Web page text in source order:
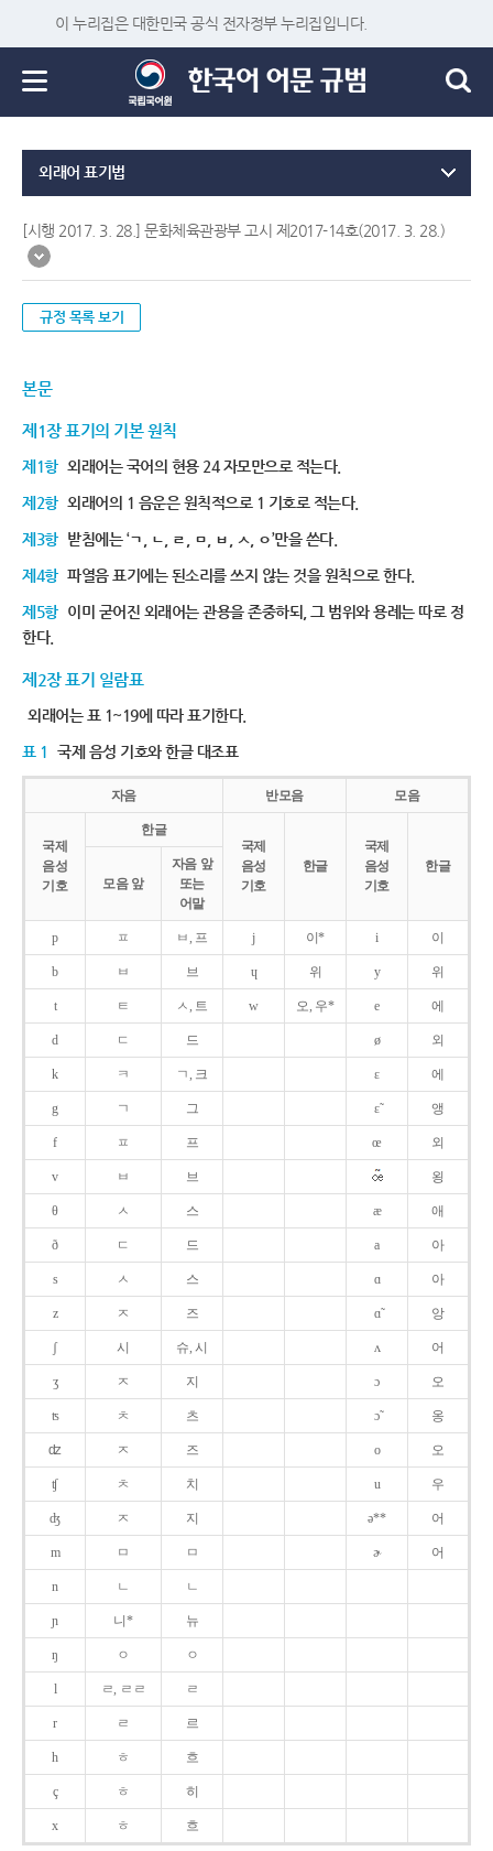
이 누리집은 대한민국 공식 전자정부 누리집입니다.
외래어 표기법
[시행 2017. 3. 28.] 문화체육관광부 고시 제2017-14호(2017. 3. 28.)
규정 목록 보기
본문
제1장 표기의 기본 원칙
제1항 외래어는 국어의 현용 24 자모만으로 적는다.
제2항 외래어의 1 음운은 원칙적으로 1 기호로 적는다.
제3항 받침에는 ‘ㄱ, ㄴ, ㄹ, ㅁ, ㅂ, ㅅ, ㅇ’만을 쓴다.
제4항 파열음 표기에는 된소리를 쓰지 않는 것을 원칙으로 한다.
제5항 이미 굳어진 외래어는 관용을 존중하되, 그 범위와 용례는 따로 정
한다.
제2장 표기 일람표
외래어는 표 1~19에 따라 표기한다.
표 1 국제 음성 기호와 한글 대조표
자음 반모음 모음
국제
음성
기호
한글
국제
음성
기호
한글
국제
음성
기호
한글
모음 앞
자음 앞
또는
어말
p ㅍ ㅂ, 프 j 이* i 이
b ㅂ 브 ɥ 위 y 위
t ㅌ ㅅ, 트 w 오, 우* e 에
d ㄷ 드 ø 외
k ㅋ ㄱ, 크 ɛ 에
g ㄱ 그 ɛ̃ 앵
f ㅍ 프 œ 외
v ㅂ 브 욍
θ ㅅ 스 æ 애
ð ㄷ 드 a 아
s ㅅ 스 ɑ 아
z ㅈ 즈 ɑ̃ 앙
ʃ 시 슈, 시 ʌ 어
ʒ ㅈ 지 ɔ 오
ʦ ㅊ 츠 ɔ̃ 옹
ʣ ㅈ 즈 o 오
ʧ ㅊ 치 u 우
ʤ ㅈ 지 ə** 어
m ㅁ ㅁ ɚ 어
n ㄴ ㄴ
ɲ 니* 뉴
ŋ ㅇ ㅇ
l ㄹ, ㄹㄹ ㄹ
r ㄹ 르
h ㅎ 흐
ç ㅎ 히
x ㅎ 흐